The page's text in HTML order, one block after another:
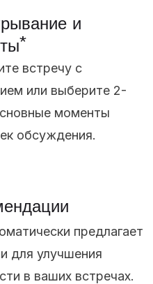
и
*
встречу с
или выберите 2-
моменты
обсуждения.
предлагает
для улучшения
в ваших встречах.